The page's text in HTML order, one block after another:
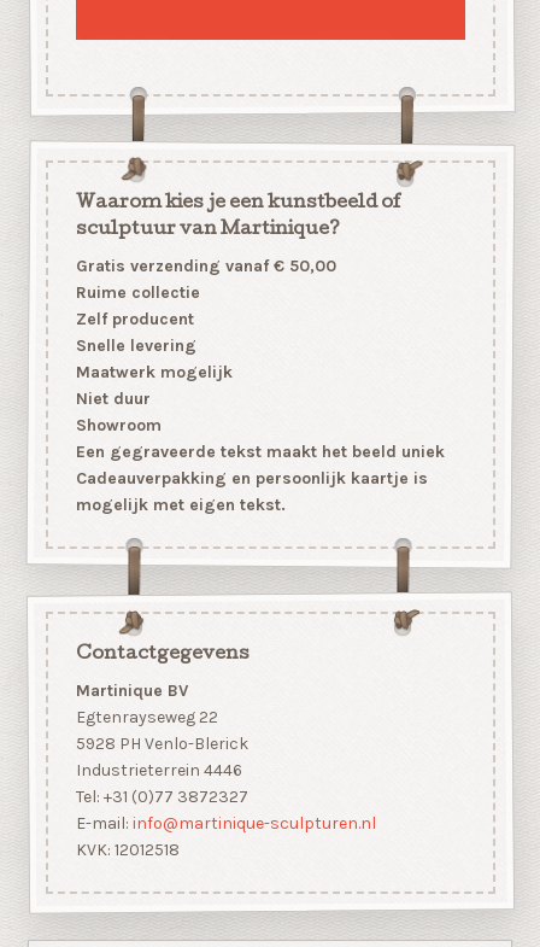
Waarom kies je een kunstbeeld of
sculptuur van Martinique?
Gratis verzending vanaf € 50,00
Ruime collectie
Zelf producent
Snelle levering
Maatwerk mogelijk
Niet duur
Showroom
Een gegraveerde tekst maakt het beeld uniek
Cadeauverpakking en persoonlijk kaartje is
mogelijk met eigen tekst.
Contactgegevens
Martinique BV
Egtenrayseweg 22
5928 PH Venlo-Blerick
Industrieterrein 4446
Tel: +31 (0)77 3872327
E-mail: info@martinique-sculpturen.nl
KVK: 12012518